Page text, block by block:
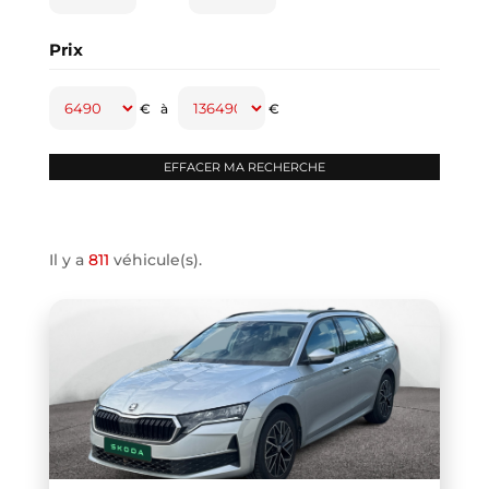
CLASSE A (1)
CLIO IV (1)
COMPASS
COOPER F67 (1)
COUPE R58 (1)
CRAFTER VAN (1)
DB11 COUPE (1)
Prix
€ à €
Il y a 811 véhicule(s).